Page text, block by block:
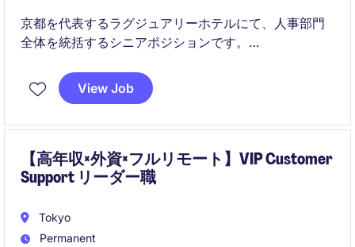
京都を代表するラグジュアリーホテルにて、人事部門
全体を統括するシニアポジションです。
経営陣のパートナーとして組織成長を推進していただ
きます。
View Job
【高年収×外資×フルリモート】VIP Customer
Support リーダー職
Tokyo
Permanent